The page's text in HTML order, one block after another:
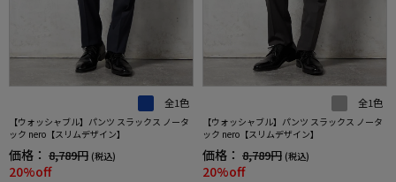
全1色
【ウォッシャブル】パンツ スラックス ノータ
ック nero【スリムデザイン】
価格： 8,789円 (税込)
20%off
全1色
【ウォッシャブル】パンツ スラックス ノータ
ック nero【スリムデザイン】
価格： 8,789円 (税込)
20%off